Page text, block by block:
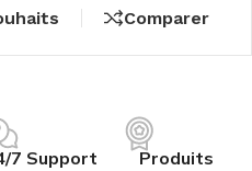
Comparer
7 Support Produits